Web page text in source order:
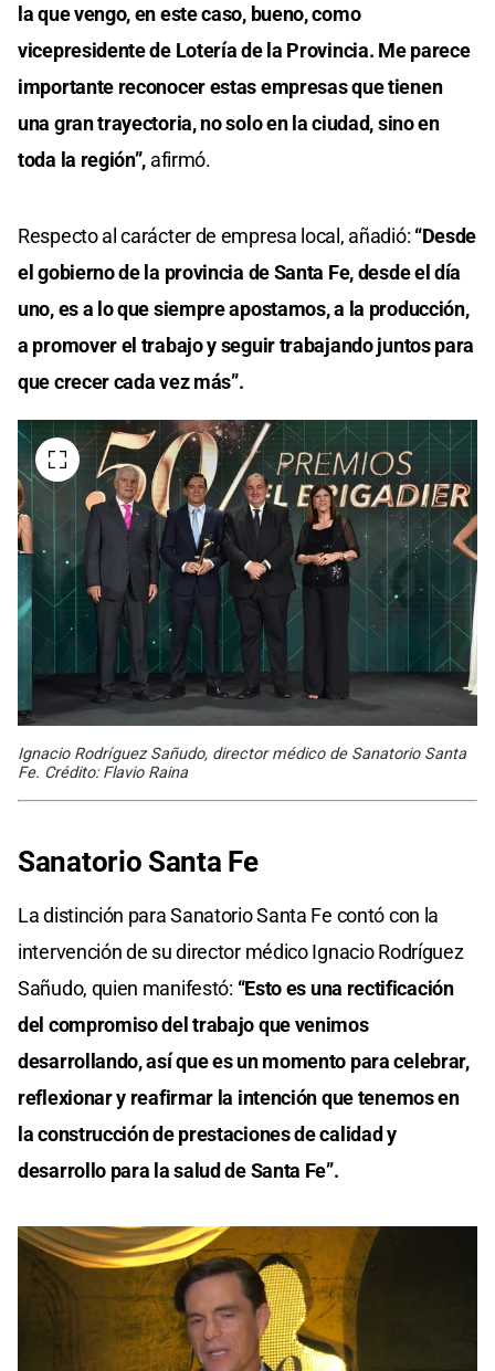
la que vengo, en este caso, bueno, como
vicepresidente de Lotería de la Provincia. Me parece
importante reconocer estas empresas que tienen
una gran trayectoria, no solo en la ciudad, sino en
toda la región”, afirmó.
Respecto al carácter de empresa local, añadió: “Desde
el gobierno de la provincia de Santa Fe, desde el día
uno, es a lo que siempre apostamos, a la producción,
a promover el trabajo y seguir trabajando juntos para
que crecer cada vez más”.
Ignacio Rodríguez Sañudo, director médico de Sanatorio Santa
Fe. Crédito: Flavio Raina
Sanatorio Santa Fe
La distinción para Sanatorio Santa Fe contó con la
intervención de su director médico Ignacio Rodríguez
Sañudo, quien manifestó: “Esto es una rectificación
del compromiso del trabajo que venimos
desarrollando, así que es un momento para celebrar,
reflexionar y reafirmar la intención que tenemos en
la construcción de prestaciones de calidad y
desarrollo para la salud de Santa Fe”.